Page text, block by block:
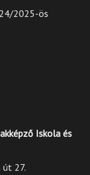
2025-ös
Iskola és
út 27.